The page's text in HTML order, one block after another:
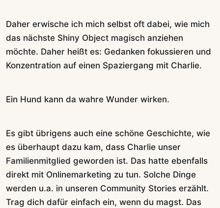
Daher erwische ich mich selbst oft dabei, wie mich
das nächste Shiny Object magisch anziehen
möchte. Daher heißt es: Gedanken fokussieren und
Konzentration auf einen Spaziergang mit Charlie.
Ein Hund kann da wahre Wunder wirken.
Es gibt übrigens auch eine schöne Geschichte, wie
es überhaupt dazu kam, dass Charlie unser
Familienmitglied geworden ist. Das hatte ebenfalls
direkt mit Onlinemarketing zu tun. Solche Dinge
werden u.a. in unseren Community Stories erzählt.
Trag dich dafür einfach ein, wenn du magst. Das